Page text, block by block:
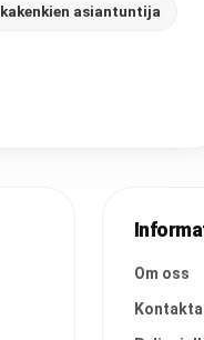
asiantuntija
Om oss